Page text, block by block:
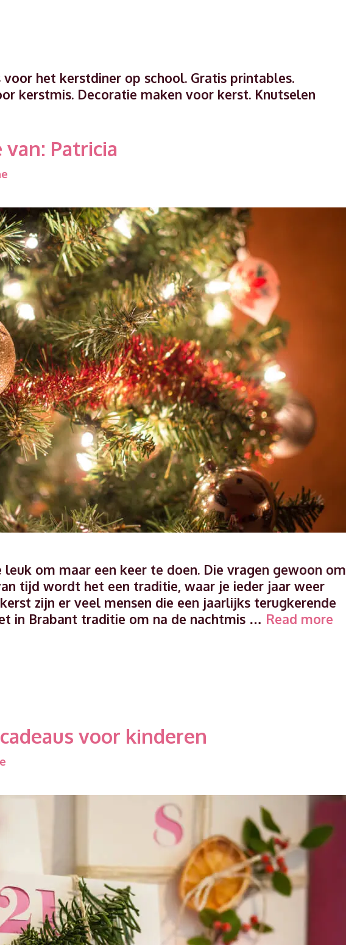
voor het kerstdiner op school. Gratis printables.
kerstmis. Decoratie maken voor kerst. Knutselen
Patricia
leuk om maar een keer te doen. Die vragen gewoon om
tijd wordt het een traditie, waar je ieder jaar weer
zijn er veel mensen die een jaarlijks terugkerende
in Brabant traditie om na de nachtmis … Read more
voor kinderen